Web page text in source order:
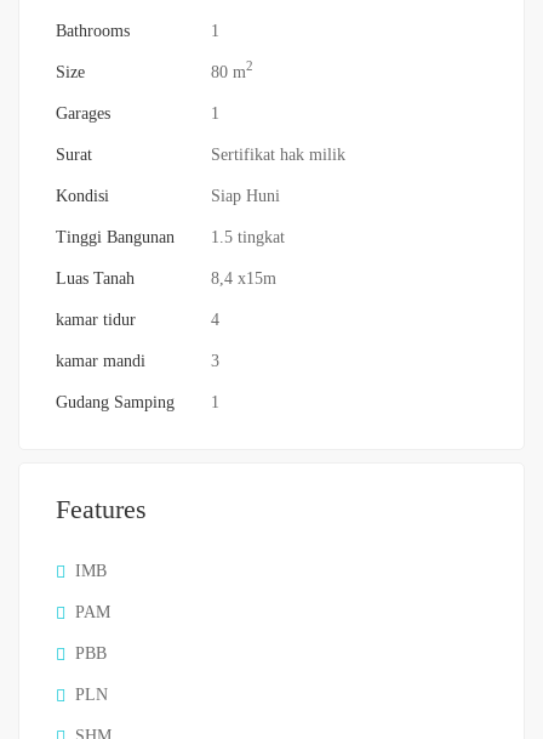
Bathrooms 1
Size 80 m2
Garages 1
Surat Sertifikat hak milik
Kondisi Siap Huni
Tinggi Bangunan 1.5 tingkat
Luas Tanah 8,4 x15m
kamar tidur 4
kamar mandi 3
Gudang Samping 1
Features
IMB
PAM
PBB
PLN